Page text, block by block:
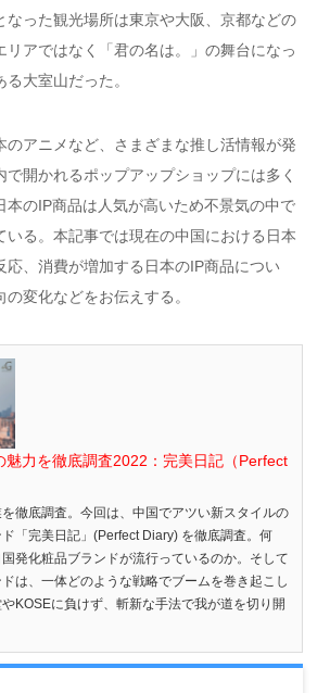
なった観光場所は東京や大阪、京都などの
リアではなく「君の名は。」の舞台になっ
大室山だった。
のアニメなど、さまざまな推し活情報が発
で開かれるポップアップショップには多く
本のIP商品は人気が高いため不景気の中で
いる。本記事では現在の中国における日本
応、消費が増加する日本のIP商品につい
変化などをお伝えする。
魅力を徹底調査2022：完美日記（Perfect
徹底調査。今回は、中国でアツい新スタイルの
「完美日記」(Perfect Diary) を徹底調査。何
発化粧品ブランドが流行っているのか。そして
は、一体どのような戦略でブームを巻き起こし
KOSEに負けず、斬新な手法で我が道を切り開